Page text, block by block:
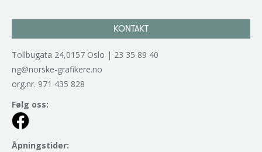
KONTAKT
Tollbugata 24,0157 Oslo | 23 35 89 40
ng@norske-grafikere.no
org.nr. 971 435 828
Følg oss:
Åpningstider: